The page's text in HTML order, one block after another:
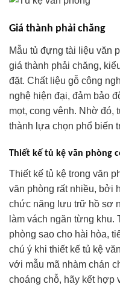
Giá thành phải chăng
Mẫu tủ đựng tài liệu văn
giá thành phải chăng,
đặt. Chất liệu gỗ công
nghệ hiện đại, đảm bảo
mọt, cong vênh. Nhờ đó,
thành lựa chọn phổ biến
Thiết kế tủ kệ văn phòng
Thiết kế tủ kệ trong văn
văn phòng rất nhiều, bởi
chức năng lưu trữ hồ sơ
làm vách ngăn từng khu.
phòng sao cho hài hòa,
chú ý khi thiết kế tủ kệ
với mẫu mã nhàm chán
choáng chỗ, hãy kết hợp